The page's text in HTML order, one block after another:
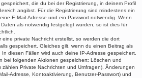
die du bei der Registrierung, in deinem Profil
angibst. Für die Registrierung sind mindestens ein
E-Mail-Adresse und ein Passwort notwendig. Wenn
als notwendig festgelegt wurden, so ist dies für
private Nachricht erstellst, so werden die dort
gespeichert. Gleiches gilt, wenn du einen Beitrag als
In diesen Fällen wird auch deine IP-Adresse gespeichert.
bei folgenden Aktionen gespeichert: Löschen und
Private Nachrichten und Umfragen), Änderungen
Adresse, Kontoaktivierung, Benutzer-Passwort) und